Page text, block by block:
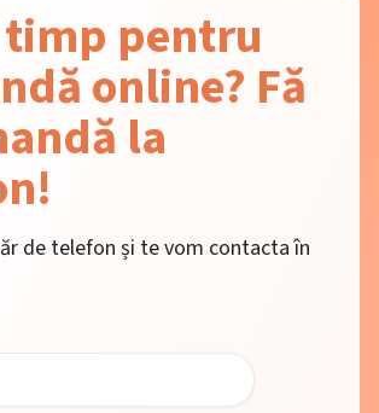
timp pentru
online? Fă
la
de telefon și te vom contacta în